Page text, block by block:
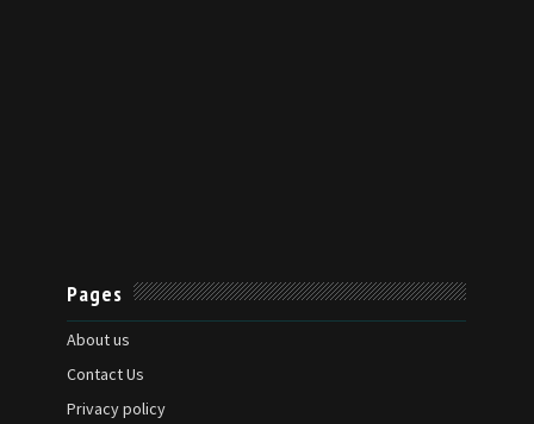
Pages
About us
Contact Us
Privacy policy